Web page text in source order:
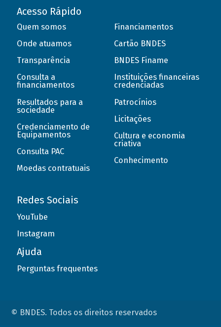
Acesso Rápido
Quem somos
Onde atuamos
Transparência
Consulta a
financiamentos
Resultados para a
sociedade
Credenciamento de
Equipamentos
Consulta PAC
Moedas contratuais
Financiamentos
Cartão BNDES
BNDES Finame
Instituições financeiras
credenciadas
Patrocínios
Licitações
Cultura e economia
criativa
Conhecimento
Redes Sociais
YouTube
Instagram
Ajuda
Perguntas frequentes
© BNDES. Todos os direitos reservados